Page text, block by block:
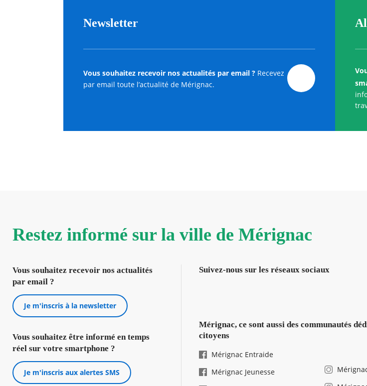
Newsletter
Vous souhaitez recevoir nos actualités par email ?Recevez
par email toute l’actualité de Mérignac.
Restez informé sur la ville de Mérignac
Vous souhaitez recevoir nos actualités
par email ?
Je m'inscris à la newsletter
Vous souhaitez être informé en temps
réel sur votre smartphone ?
Je m'inscris aux alertes SMS
Suivez-nous sur les réseaux sociaux
Mérignac, ce sont aussi des communautés
citoyens
Mérignac Entraide
Mérignac Jeunesse